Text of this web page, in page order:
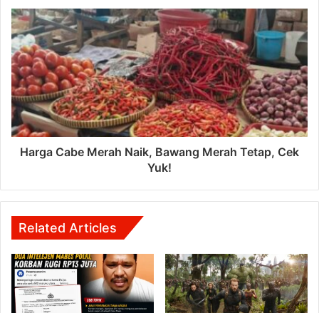
Harga Cabe Merah Naik, Bawang Merah Tetap, Cek
Yuk!
Related Articles